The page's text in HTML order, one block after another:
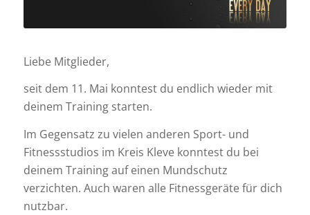
Liebe Mitglieder,
seit dem 11. Mai konntest du endlich wieder mit
deinem Training starten.
Im Gegensatz zu vielen anderen Sport- und
Fitnessstudios im Kreis Kleve konntest du bei
deinem Training auf einen Mundschutz
verzichten. Auch waren alle Fitnessgeräte für dich
nutzbar.